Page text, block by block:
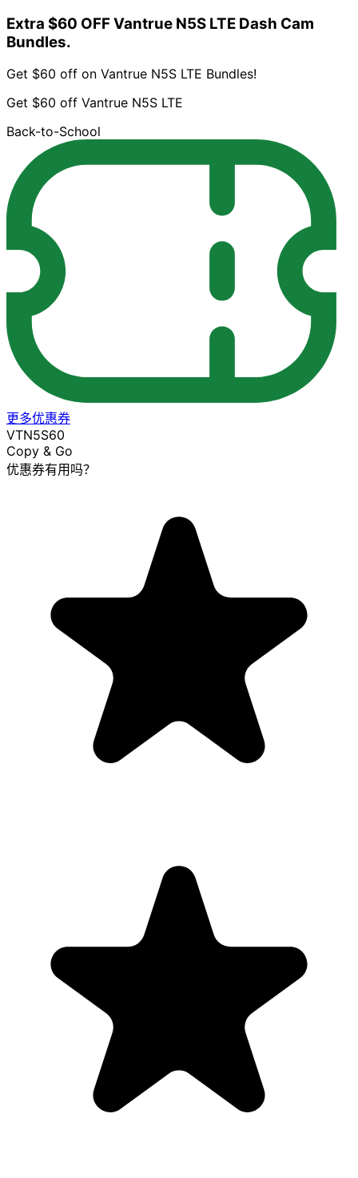
Extra $60 OFF Vantrue N5S LTE Dash Cam
Bundles.
Get $60 off on Vantrue N5S LTE Bundles!
Get $60 off Vantrue N5S LTE
Back-to-School
更多优惠券
VTN5S60
Copy & Go
优惠券有用吗？